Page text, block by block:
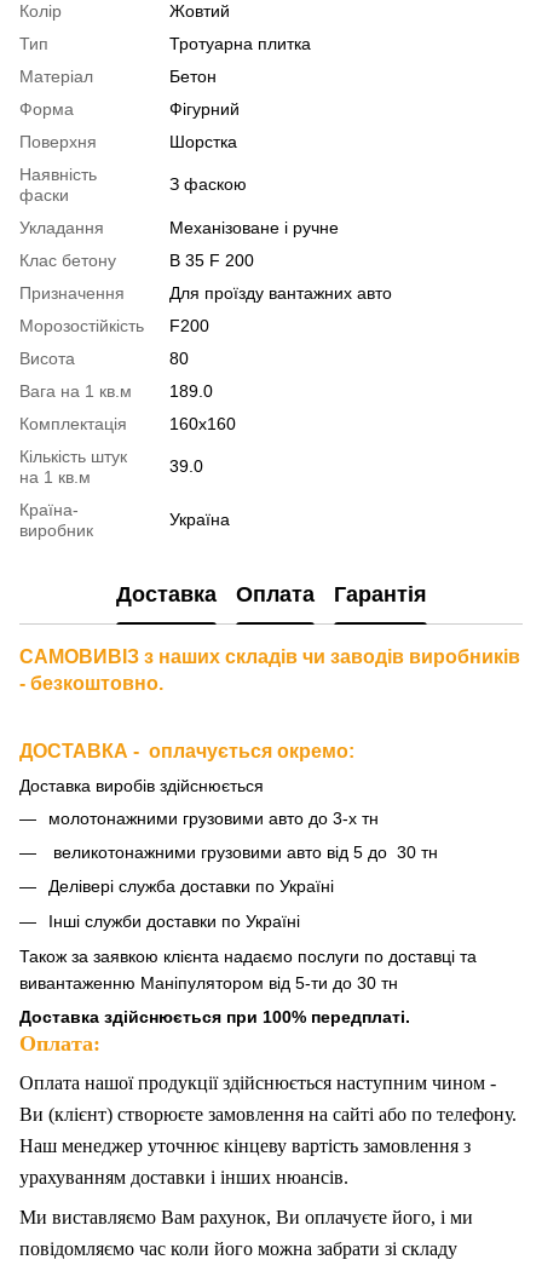
Колір
Жовтий
Тип
Тротуарна плитка
Матеріал
Бетон
Форма
Фігурний
Поверхня
Шорстка
Наявність
фаски
З фаскою
Укладання
Механізоване і ручне
Клас бетону
В 35 F 200
Призначення
Для проїзду вантажних авто
Морозостійкість
F200
Висота
80
Вага на 1 кв.м
189.0
Комплектація
160х160
Кількість штук
на 1 кв.м
39.0
Країна-
виробник
Україна
Доставка Оплата Гарантія
САМОВИВІЗ з наших складів чи заводів виробників
- безкоштовно.
ДОСТАВКА - оплачується окремо:
Доставка виробів здійснюється
молотонажними грузовими авто до 3-х тн
великотонажними грузовими авто від 5 до 30 тн
Делівері служба доставки по Україні
Інші служби доставки по Україні
Також за заявкою клієнта надаємо послуги по доставці та
вивантаженню Маніпулятором від 5-ти до 30 тн
Доставка здійснюється при 100% передплаті.
Оплата:
Оплата нашої продукції здійснюється наступним чином -
Ви (клієнт) створюєте замовлення на сайті або по телефону.
Наш менеджер уточнює кінцеву вартість замовлення з
урахуванням доставки і інших нюансів.
Ми виставляємо Вам рахунок, Ви оплачуєте його, і ми
повідомляємо час коли його можна забрати зі складу